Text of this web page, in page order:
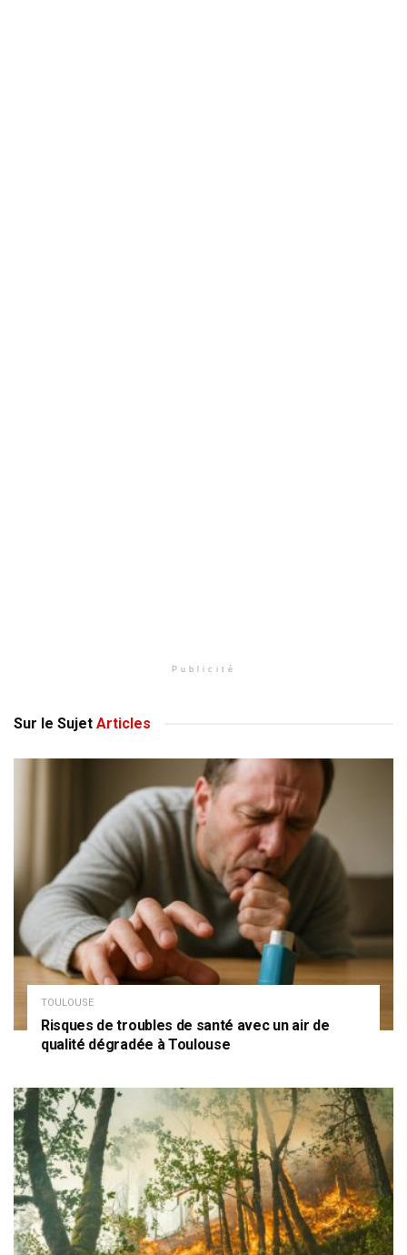
Publicité
Sur le Sujet Articles
TOULOUSE
Risques de troubles de santé avec un air de
qualité dégradée à Toulouse